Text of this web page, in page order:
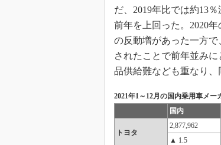
だ、2019年比では約13
前年を上回った。2020
の反動増があった一方
されたことで前年並み
品供給難なども重なり、
2021年1～12月の国内乗用車メー
国内
トヨタ
2,877,962
▲ 1.5